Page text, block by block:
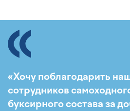
«Хочу поблагодарить
сотрудников
буксирного состава за